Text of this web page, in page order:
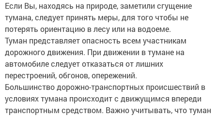
Если Вы, находясь на природе, заметили сгущение
тумана, следует принять меры, для того чтобы не
потерять ориентацию в лесу или на водоеме.
Туман представляет опасность всем участникам
дорожного движения. При движении в тумане на
автомобиле следует отказаться от лишних
перестроений, обгонов, опережений.
Большинство дорожно-транспортных происшествий в
условиях тумана происходит с движущимся впереди
транспортным средством. Важно учитывать, что туман